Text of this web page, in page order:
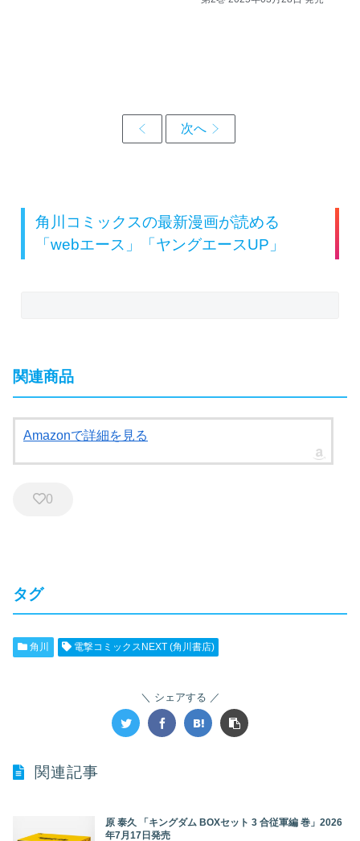
角川コミックスの最新漫画が読める
「webエース」「ヤングエースUP」
関連商品
Amazonで詳細を見る
0
タグ
角川 電撃コミックスNEXT (角川書店)
シェアする
関連記事
原 泰久 「キングダム BOXセット 3 合従軍編 巻」2026
年7月17日発売